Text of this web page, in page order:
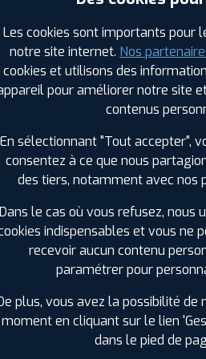
PROFIL PLUS
Hayange (57)
Jarny (54)
Jœœuf (54)
Maizières-lès-Metz (57)
Metz (57)
PROFIL PLUS
VOSGES (88)
+ D'INFOS
Les cookies sont importants pour
notre site internet. Nos
cookies et utilisons des
pour améliorer notre site
contenus
En sélectionnant "Tout accepter",
consentez à ce que nous
des tiers, notamment avec nos
Dans le cas où vous refusez, nous
indispensables et vous ne
recevoir aucun contenu
paramétrer pour
plus, vous avez la possibilité
moment en cliquant sur le lien
dans le pied de